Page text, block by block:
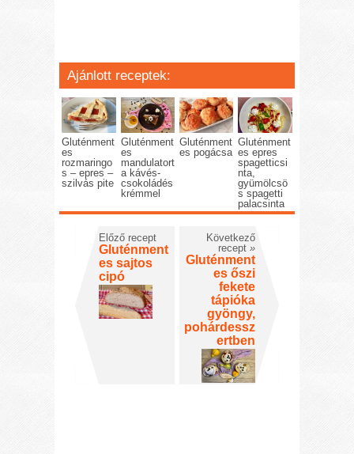
Ajánlott receptek:
Gluténment
es
rozmaringo
s – epres –
szilvás pite
Gluténment
es
mandulatort
a kávés-
csokoládés
krémmel
Gluténment
es pogácsa
Gluténment
es epres
spagetticsi
nta,
gyümölcsö
s spagetti
palacsinta
Előző recept
Gluténment
es sajtos
cipó
Következő
recept »
Gluténment
es őszi
fekete
tápióka
gyöngy,
pohárdessz
ertben